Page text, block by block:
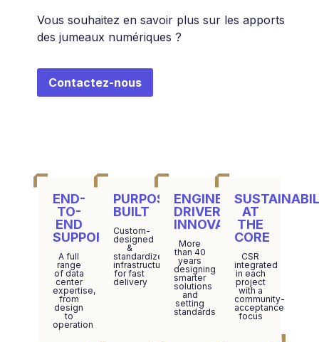
Vous souhaitez en savoir plus sur les apports
des jumeaux numériques ?
Contactez-nous
END-
TO-
END
SUPPORT
A full
range
of data
center
expertise,
from
design
to
operation
PURPOSE-
BUILT
Custom-
designed
&
standardized
infrastructure
for fast
delivery
ENGINEERING-
DRIVER
INNOVATION
More
than 40
years
designing
smarter
solutions
and
setting
standards
AT
THE
CORE
CSR
integrated
in each
project
with a
community-
acceptance
focus